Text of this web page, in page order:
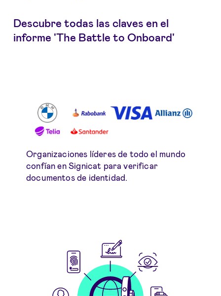
Descubre todas las claves en el
informe 'The Battle to Onboard'
Organizaciones líderes de todo el mundo
confían en Signicat para verificar
documentos de identidad.